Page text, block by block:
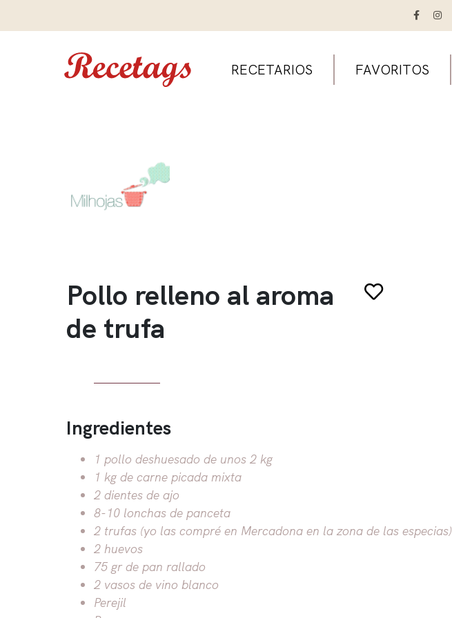
RECETARIOS FAVORITOS
Pollo relleno al aroma
de trufa
Ingredientes
1 pollo deshuesado de unos 2 kg
1 kg de carne picada mixta
2 dientes de ajo
8-10 lonchas de panceta
2 trufas (yo las compré en Mercadona en la zona de las especias)
2 huevos
75 gr de pan rallado
2 vasos de vino blanco
Perejil